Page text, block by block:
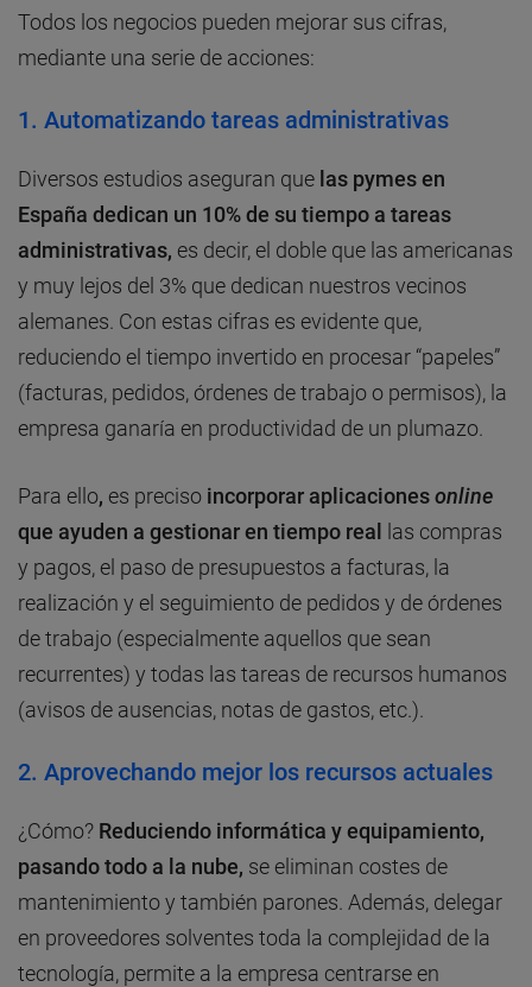
Todos los negocios pueden mejorar sus cifras,
mediante una serie de acciones:
1. Automatizando tareas administrativas
Diversos estudios aseguran que las pymes en
España dedican un 10% de su tiempo a tareas
administrativas, es decir, el doble que las americanas
y muy lejos del 3% que dedican nuestros vecinos
alemanes. Con estas cifras es evidente que,
reduciendo el tiempo invertido en procesar “papeles”
(facturas, pedidos, órdenes de trabajo o permisos), la
empresa ganaría en productividad de un plumazo.
Para ello, es preciso incorporar aplicacionesonline
que ayuden a gestionar en tiempo real las compras
y pagos, el paso de presupuestos a facturas, la
realización y el seguimiento de pedidos y de órdenes
de trabajo (especialmente aquellos que sean
recurrentes) y todas las tareas de recursos humanos
(avisos de ausencias, notas de gastos, etc.).
2. Aprovechando mejor los recursos actuales
¿Cómo? Reduciendo informática y equipamiento,
pasando todo a la nube, se eliminan costes de
mantenimiento y también parones. Además, delegar
en proveedores solventes toda la complejidad de la
tecnología, permite a la empresa centrarse en